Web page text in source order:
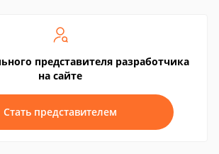
представителя разработчика
на сайте
Стать представителем